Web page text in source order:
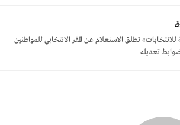
للانتخابات» تطلق الاستعلام عن المقر الانتخابي للمواطنين
تعديله